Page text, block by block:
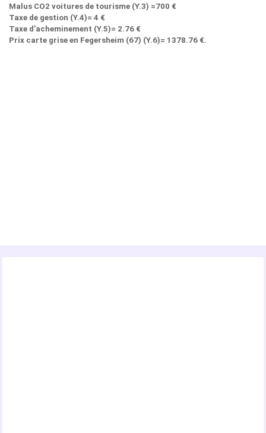
Malus CO2 voitures de tourisme (Y.3) =700 €
Taxe de gestion (Y.4)= 4 €
Taxe d’acheminement (Y.5)= 2.76 €
Prix carte grise en Fegersheim (67) (Y.6)= 1378.76 €.